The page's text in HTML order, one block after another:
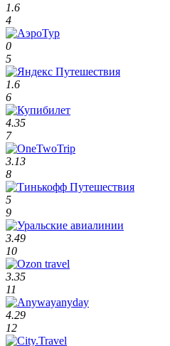
1.6
4
0
5
1.6
6
4.35
7
3.13
8
5
9
3.49
10
3.35
11
4.29
12